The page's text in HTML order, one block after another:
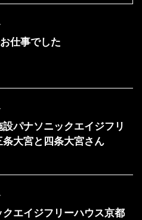
仕事でした
パナソニックエイジフリ
条大宮と四条大宮さん
エイジフリーハウス京都